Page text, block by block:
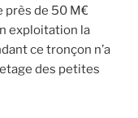
près de 50 M€
exploitation la
ce tronçon n’a
des petites